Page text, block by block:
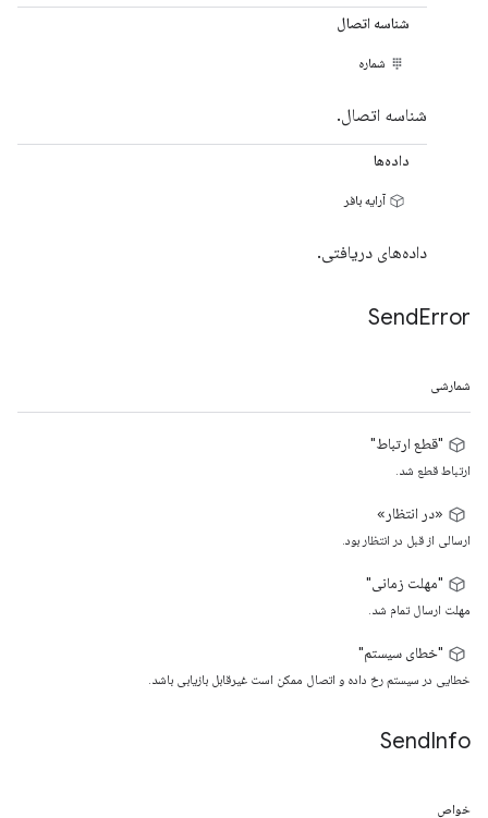
شناسه اتصال
شماره
شناسه اتصال.
داده‌ها
آرایه بافر
داده‌های دریافتی.
SendError
شمارشی
"قطع ارتباط"
ارتباط قطع شد.
«در انتظار»
ارسالی از قبل در انتظار بود.
"مهلت زمانی"
مهلت ارسال تمام شد.
"خطای سیستم"
خطایی در سیستم رخ داده و اتصال ممکن است غیرقابل بازیابی باشد.
SendInfo
خواص